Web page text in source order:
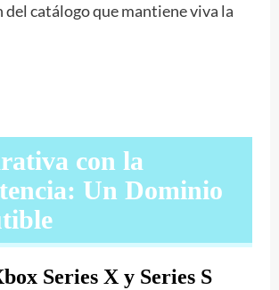
del catálogo que mantiene viva la
con la
Un Dominio
Series X y Series S